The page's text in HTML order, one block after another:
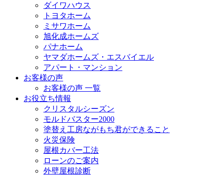
ダイワハウス
トヨタホーム
ミサワホーム
旭化成ホームズ
パナホーム
ヤマダホームズ・エスバイエル
アパート・マンション
お客様の声
お客様の声 一覧
お役立ち情報
クリスタルシーズン
モルドバスター2000
塗替え工房ながもち君ができること
火災保険
屋根カバー工法
ローンのご案内
外壁屋根診断